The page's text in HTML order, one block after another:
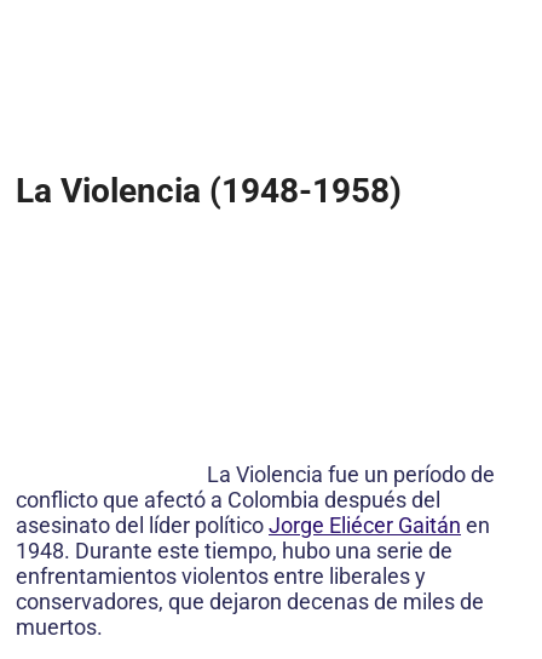
La Violencia (1948-1958)
La Violencia fue un período de
conflicto que afectó a Colombia después del
asesinato del líder políticoJorge Eliécer Gaitán en
1948. Durante este tiempo, hubo una serie de
enfrentamientos violentos entre liberales y
conservadores, que dejaron decenas de miles de
muertos.